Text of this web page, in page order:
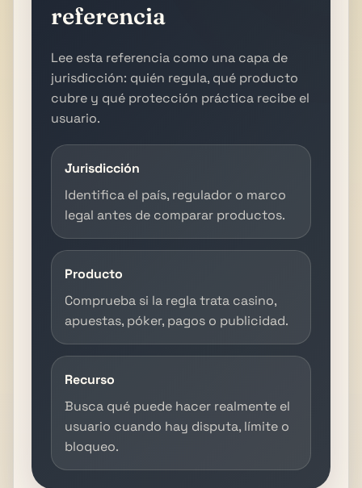
referencia
Lee esta referencia como una capa de
jurisdicción: quién regula, qué producto
cubre y qué protección práctica recibe el
usuario.
Jurisdicción
Identifica el país, regulador o marco
legal antes de comparar productos.
Producto
Comprueba si la regla trata casino,
apuestas, póker, pagos o publicidad.
Recurso
Busca qué puede hacer realmente el
usuario cuando hay disputa, límite o
bloqueo.